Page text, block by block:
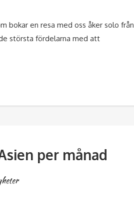
bokar en resa med oss åker solo från
största fördelarna med att
per månad